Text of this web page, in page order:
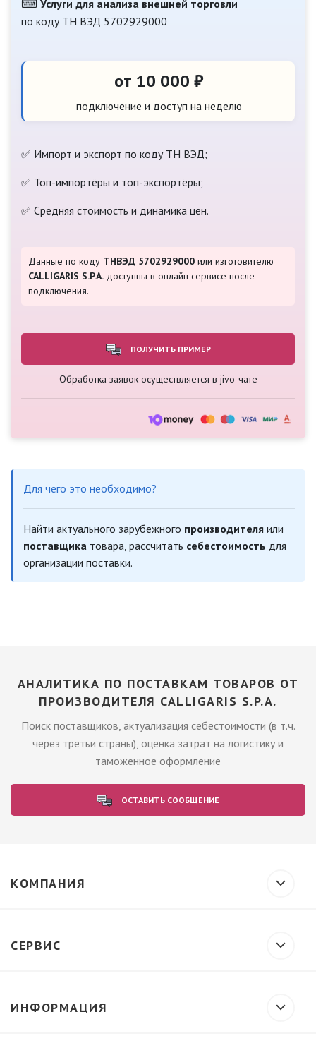
⌨ Услуги для анализа внешней торговли
по коду ТН ВЭД 5702929000
от 10 000 ₽
подключение и доступ на неделю
✅ Импорт и экспорт по коду ТН ВЭД;
✅ Топ-импортёры и топ-экспортёры;
✅ Средняя стоимость и динамика цен.
Данные по коду ТНВЭД 5702929000 или изготовителю
CALLIGARIS S.P.A. доступны в онлайн сервисе после
подключения.
ПОЛУЧИТЬ ПРИМЕР
Обработка заявок осуществляется в jivo-чате
Для чего это необходимо?
Найти актуального зарубежного производителя или
поставщика товара, рассчитать себестоимость для
организации поставки.
АНАЛИТИКА ПО ПОСТАВКАМ ТОВАРОВ ОТ
ПРОИЗВОДИТЕЛЯ CALLIGARIS S.P.A.
Поиск поставщиков, актуализация себестоимости (в т.ч.
через третьи страны), оценка затрат на логистику и
таможенное оформление
ОСТАВИТЬ СООБЩЕНИЕ
КОМПАНИЯ
СЕРВИС
ИНФОРМАЦИЯ